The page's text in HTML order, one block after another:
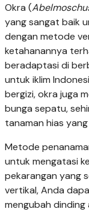
Okra (
yang sangat baik
dengan metode
ketahanannya
beradaptasi di
untuk iklim
bergizi, okra juga
bunga sepatu,
tanaman hias
Metode
untuk mengatasi
pekarangan yang
vertikal, Anda
mengubah